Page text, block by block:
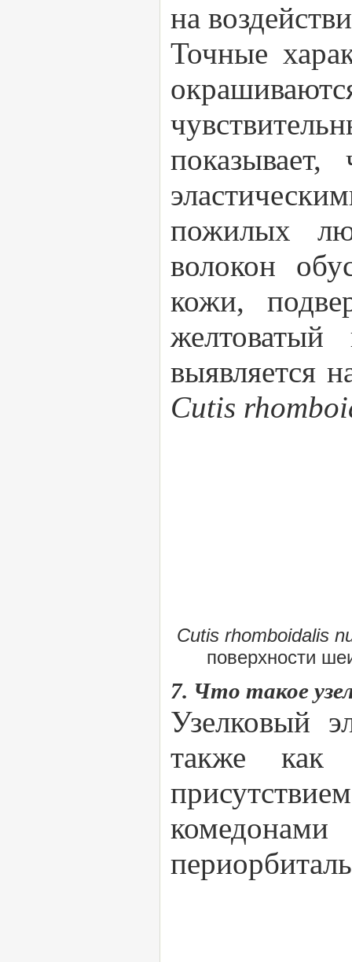
на
Точные
пожилых
волокон
кожи,
желтоватый
выявляется
Cutis
Cutis rhomboidalis
поверхности
7. Что такое
Узелковый
также как